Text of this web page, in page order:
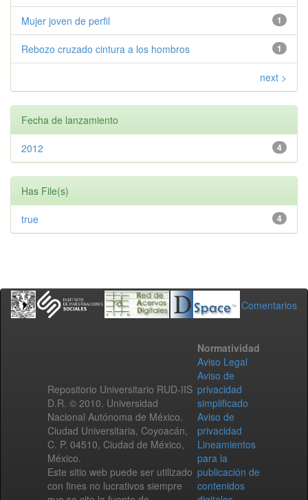
1
Mujer joven de perfil
1
Rebozo cruzado cintura a los hombros
next >
Fecha de lanzamiento
4
2012
Has File(s)
4
true
Comentarios
Repositorio Universitario RUD-IIS
D.R. © 2010. Universidad
Nacional Autónoma de México.
Ciudad Universitaria, Coyoacán,
C. P. 04510, Ciudad de México,
México.
Este sitio web puede ser utilizado
con fines no lucrativos siempre
Normatividad
Aviso Legal
Aviso de
privacidad
simplificado
Aviso de
privacidad
Lineamientos
para la
publicación de
contenidos